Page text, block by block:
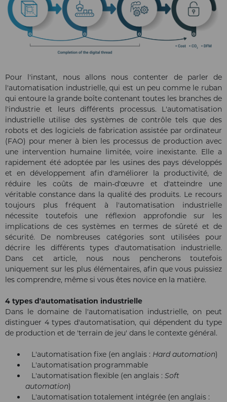
Pour l'instant, nous allons nous contenter de parler de
l'automatisation industrielle, qui est un peu comme le ruban
qui entoure la grande boîte contenant toutes les branches de
l'industrie et leurs différents processus. L'automatisation
industrielle utilise des systèmes de contrôle tels que des
robots et des logiciels de fabrication assistée par ordinateur
(FAO) pour mener à bien les processus de production avec
une intervention humaine limitée, voire inexistante. Elle a
rapidement été adoptée par les usines des pays développés
et en développement afin d'améliorer la productivité, de
réduire les coûts de main-d'œuvre et d'atteindre une
véritable constance dans la qualité des produits. Le recours
toujours plus fréquent à l'automatisation industrielle
nécessite toutefois une réflexion approfondie sur les
implications de ces systèmes en termes de sûreté et de
sécurité. De nombreuses catégories sont utilisées pour
décrire les différents types d'automatisation industrielle.
Dans cet article, nous nous pencherons toutefois
uniquement sur les plus élémentaires, afin que vous puissiez
les comprendre, même si vous êtes novice en la matière.
4 types d'automatisation industrielle
Dans le domaine de l'automatisation industrielle, on peut
distinguer 4 types d'automatisation, qui dépendent du type
de production et de 'terrain de jeu' dans le contexte général.
L'automatisation fixe (en anglais : Hard automation)
L'automatisation programmable
L'automatisation flexible (en anglais : Soft
automation)
L'automatisation totalement intégrée (en anglais :